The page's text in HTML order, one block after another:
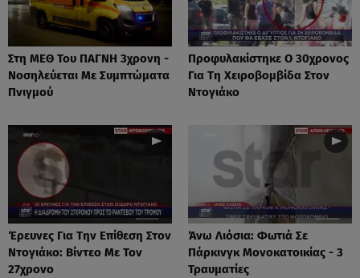
Στη ΜΕΘ Του ΠΑΓΝΗ 3χρονη -
Νοσηλεύεται Με Συμπτώματα
Πνιγμού
Προφυλακίστηκε Ο 30χρονος
Για Τη Χειροβομβίδα Στον
Ντογιάκο
Έρευνες Για Την Επίθεση Στον
Ντογιάκο: Βίντεο Με Τον
27χρονο
Άνω Λιόσια: Φωτιά Σε
Πάρκινγκ Μονοκατοικίας - 3
Τραυματίες